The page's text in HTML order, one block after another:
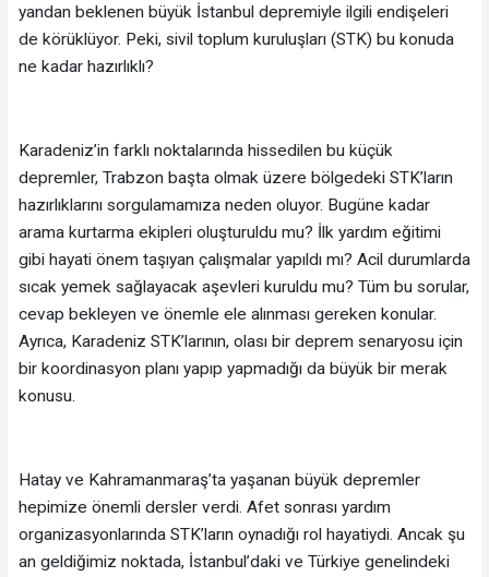
yandan beklenen büyük İstanbul depremiyle ilgili endişeleri
de körüklüyor. Peki, sivil toplum kuruluşları (STK) bu konuda
ne kadar hazırlıklı?
Karadeniz’in farklı noktalarında hissedilen bu küçük
depremler, Trabzon başta olmak üzere bölgedeki STK’ların
hazırlıklarını sorgulamamıza neden oluyor. Bugüne kadar
arama kurtarma ekipleri oluşturuldu mu? İlk yardım eğitimi
gibi hayati önem taşıyan çalışmalar yapıldı mı? Acil durumlarda
sıcak yemek sağlayacak aşevleri kuruldu mu? Tüm bu sorular,
cevap bekleyen ve önemle ele alınması gereken konular.
Ayrıca, Karadeniz STK’larının, olası bir deprem senaryosu için
bir koordinasyon planı yapıp yapmadığı da büyük bir merak
konusu.
Hatay ve Kahramanmaraş’ta yaşanan büyük depremler
hepimize önemli dersler verdi. Afet sonrası yardım
organizasyonlarında STK’ların oynadığı rol hayatiydi. Ancak şu
an geldiğimiz noktada, İstanbul’daki ve Türkiye genelindeki